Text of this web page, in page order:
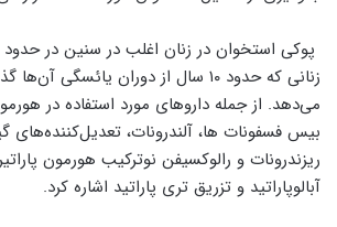
زنانی که حدود ۱۰ سال از دوران یائسگی
می‌دهد. از جمله داروهای مورد استفاده در
بیس فسفونات ها، آلندرونات، تعدیل‌کننده‌های
ریزندرونات و رالوکسیفن نوترکیب هورمون
آبالوپاراتید و تزریق تری پاراتید اشاره کرد.